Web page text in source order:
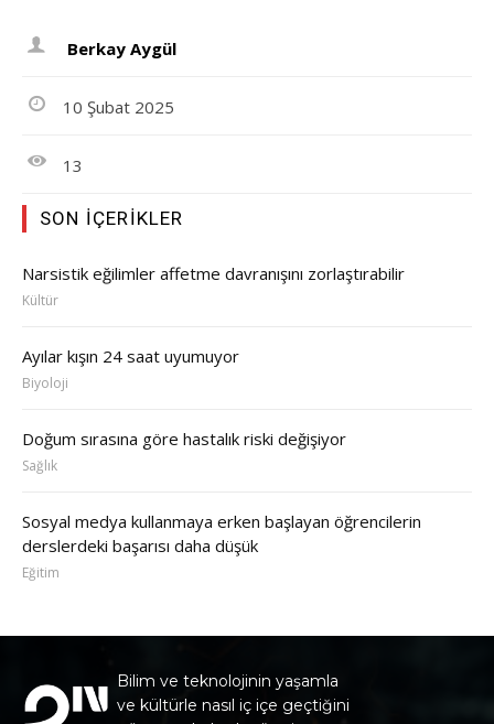
Berkay Aygül
10 Şubat 2025
13
SON İÇERIKLER
Narsistik eğilimler affetme davranışını zorlaştırabilir
Kültür
Ayılar kışın 24 saat uyumuyor
Biyoloji
Doğum sırasına göre hastalık riski değişiyor
Sağlık
Sosyal medya kullanmaya erken başlayan öğrencilerin
derslerdeki başarısı daha düşük
Eğitim
Bilim ve teknolojinin yaşamla
ve kültürle nasıl iç içe geçtiğini